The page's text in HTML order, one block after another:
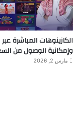
الكازينوهات المباشرة عبر
وإمكانية الوصول من
مارس 2, 2026